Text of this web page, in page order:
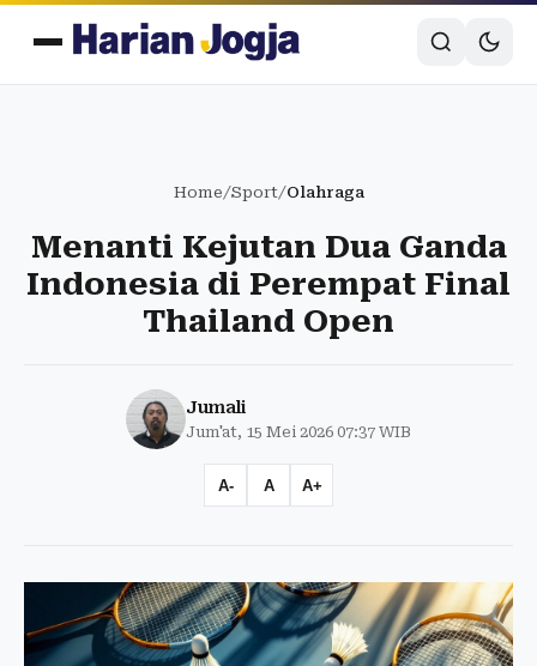
Home/Sport/Olahraga
Menanti Kejutan Dua Ganda
Indonesia di Perempat Final
Thailand Open
Jumali
Jum'at, 15 Mei 2026 07:37 WIB
A- A A+